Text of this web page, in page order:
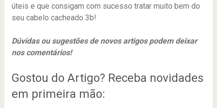
úteis e que consigam com sucesso tratar muito bem do
seu cabelo cacheado 3b!
Dúvidas ou sugestões de novos artigos podem deixar
nos comentários!
Gostou do Artigo? Receba novidades
em primeira mão: